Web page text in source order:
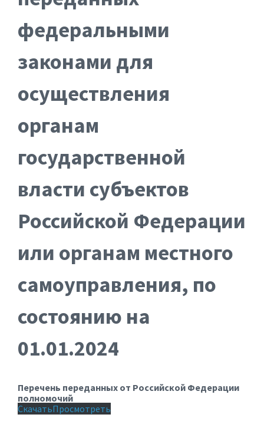
федеральными
законами для
осуществления
органам
государственной
власти субъектов
Российской Федерации
или органам местного
самоуправления, по
состоянию на
01.01.2024
Перечень переданных от Российской Федерации
полномочий
СкачатьПросмотреть